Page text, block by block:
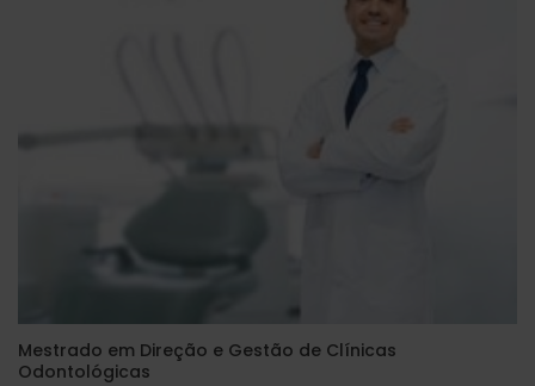
Mestrado em Direção e Gestão de Clínicas
Odontológicas